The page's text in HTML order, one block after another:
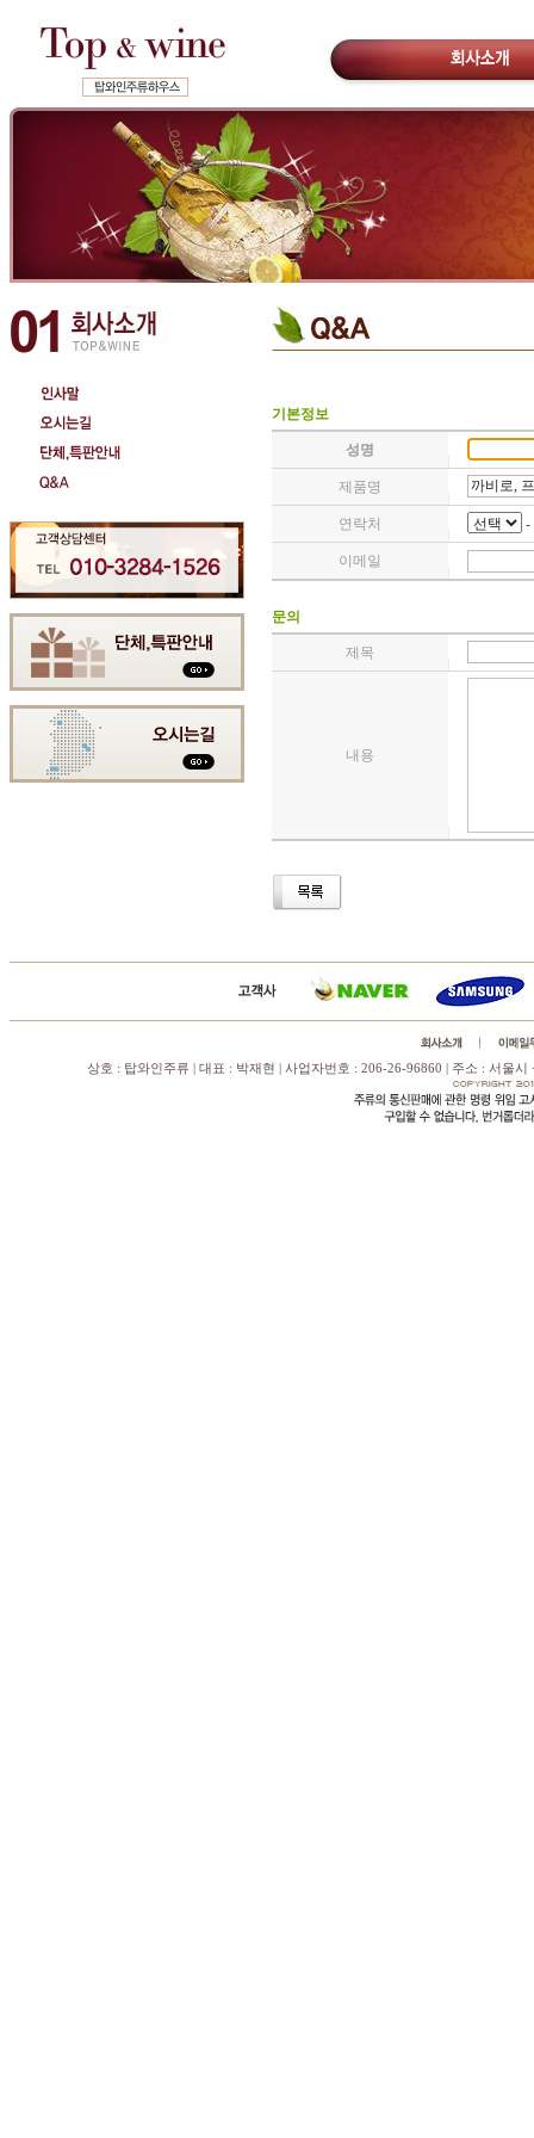
기본정보
성명
제품명
연락처 -
이메일
문의
제목
내용
상호 : 탑와인주류 | 대표 : 박재현 | 사업자번호 : 206-26-96860 | 주소 : 서울